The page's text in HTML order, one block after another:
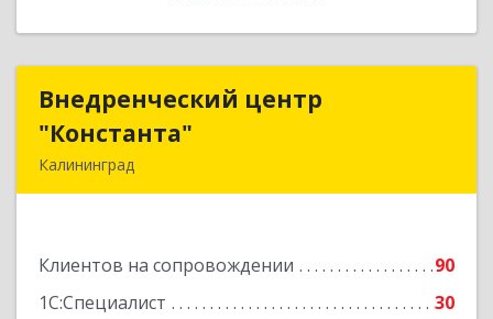
Внедренческий центр
"Константа"
Калининград
Клиентов на сопровождении
90
1С:Специалист
30
Внедренческий центр
Подробнее